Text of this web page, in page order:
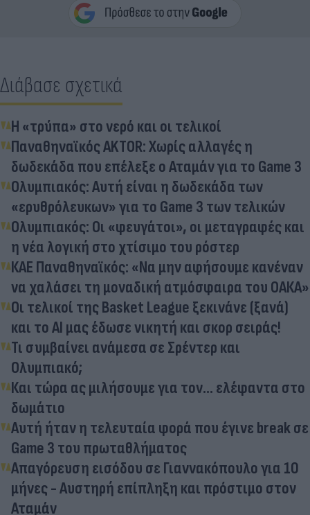
Διάβασε σχετικά
Η «τρύπα» στο νερό και οι τελικοί
Παναθηναϊκός AKTOR: Χωρίς αλλαγές η
δωδεκάδα που επέλεξε ο Αταμάν για το Game 3
Ολυμπιακός: Αυτή είναι η δωδεκάδα των
«ερυθρόλευκων» για το Game 3 των τελικών
Ολυμπιακός: Οι «φευγάτοι», οι μεταγραφές και
η νέα λογική στο χτίσιμο του ρόστερ
ΚΑΕ Παναθηναϊκός: «Να μην αφήσουμε κανέναν
να χαλάσει τη μοναδική ατμόσφαιρα του ΟΑΚΑ»
Οι τελικοί της Basket League ξεκινάνε (ξανά)
και το AI μας έδωσε νικητή και σκορ σειράς!
Τι συμβαίνει ανάμεσα σε Σρέντερ και
Ολυμπιακό;
Και τώρα ας μιλήσουμε για τον... ελέφαντα στο
δωμάτιο
Αυτή ήταν η τελευταία φορά που έγινε break σε
Game 3 του πρωταθλήματος
Απαγόρευση εισόδου σε Γιαννακόπουλο για 10
μήνες - Αυστηρή επίπληξη και πρόστιμο στον
Αταμάν